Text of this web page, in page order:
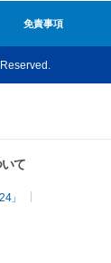
免責事項
て
」